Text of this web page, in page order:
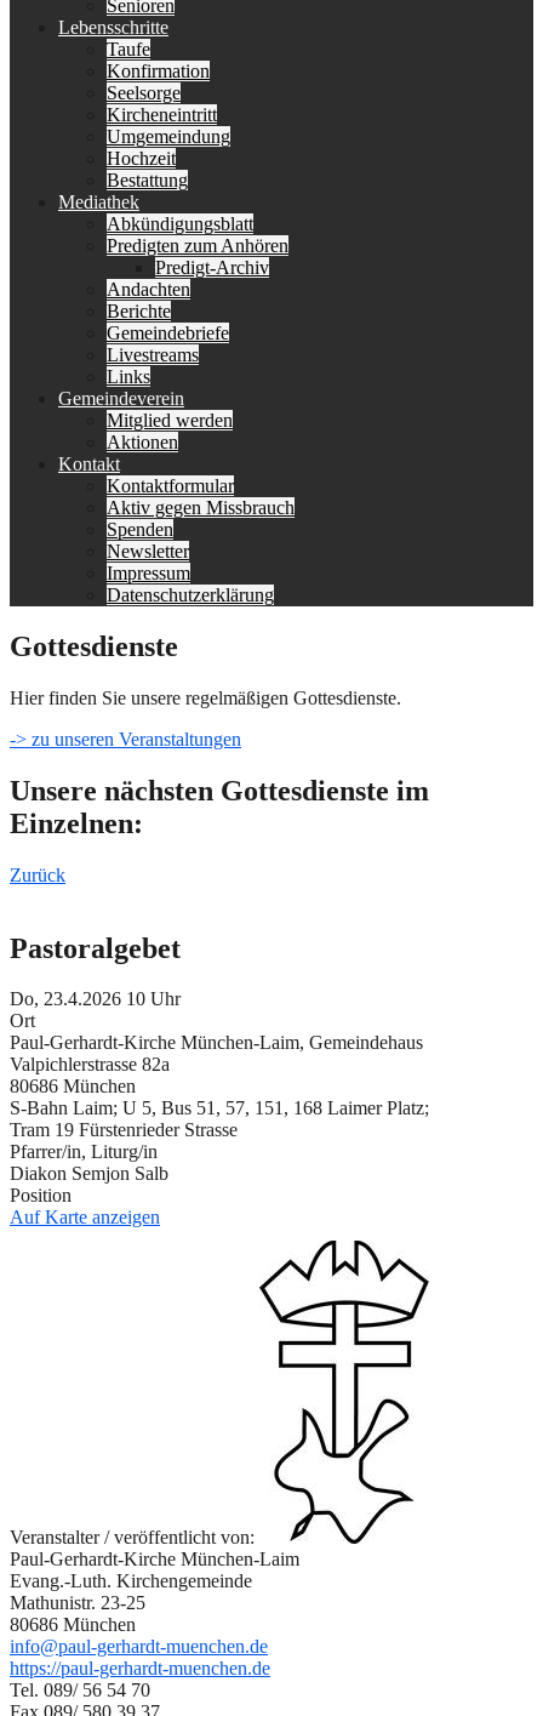
Senioren
Lebensschritte
Taufe
Konfirmation
Seelsorge
Kircheneintritt
Umgemeindung
Hochzeit
Bestattung
Mediathek
Abkündigungsblatt
Predigten zum Anhören
Predigt-Archiv
Andachten
Berichte
Gemeindebriefe
Livestreams
Links
Gemeindeverein
Mitglied werden
Aktionen
Kontakt
Kontaktformular
Aktiv gegen Missbrauch
Spenden
Newsletter
Impressum
Datenschutzerklärung
Gottesdienste
Hier finden Sie unsere regelmäßigen Gottesdienste.
-> zu unseren Veranstaltungen
Unsere nächsten Gottesdienste im
Einzelnen:
Zurück
Pastoralgebet
Do, 23.4.2026 10 Uhr
Ort
Paul-Gerhardt-Kirche München-Laim, Gemeindehaus
Valpichlerstrasse 82a
80686 München
S-Bahn Laim; U 5, Bus 51, 57, 151, 168 Laimer Platz;
Tram 19 Fürstenrieder Strasse
Pfarrer/in, Liturg/in
Diakon Semjon Salb
Position
Auf Karte anzeigen
Veranstalter / veröffentlicht von:
Paul-Gerhardt-Kirche München-Laim
Evang.-Luth. Kirchengemeinde
Mathunistr. 23-25
80686 München
info@paul-gerhardt-muenchen.de
https://paul-gerhardt-muenchen.de
Tel. 089/ 56 54 70